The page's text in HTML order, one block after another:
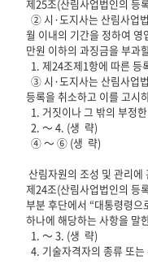
제25조(산림사업법인의 등
월 이내의 기간을 정하여
만원 이하의 과징금을 부과
등록을 취소하고 이를 고시
제24조(산림사업법인의 등
부분 후단에서 “대통령령으
하나에 해당하는 사항을 말